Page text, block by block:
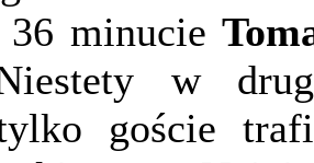
minucie
w
goście